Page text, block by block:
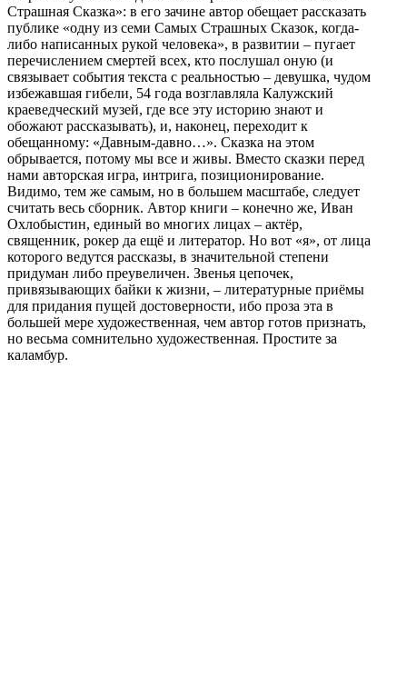
Страшная Сказка»: в его зачине автор обещает рассказать
публике «одну из семи Самых Страшных Сказок, когда-
либо написанных рукой человека», в развитии – пугает
перечислением смертей всех, кто послушал оную (и
связывает события текста с реальностью – девушка, чудом
избежавшая гибели, 54 года возглавляла Калужский
краеведческий музей, где все эту историю знают и
обожают рассказывать), и, наконец, переходит к
обещанному: «Давным-давно…». Сказка на этом
обрывается, потому мы все и живы. Вместо сказки перед
нами авторская игра, интрига, позиционирование.
Видимо, тем же самым, но в большем масштабе, следует
считать весь сборник. Автор книги – конечно же, Иван
Охлобыстин, единый во многих лицах – актёр,
священник, рокер да ещё и литератор. Но вот «я», от лица
которого ведутся рассказы, в значительной степени
придуман либо преувеличен. Звенья цепочек,
привязывающих байки к жизни, – литературные приёмы
для придания пущей достоверности, ибо проза эта в
большей мере художественная, чем автор готов признать,
но весьма сомнительно художественная. Простите за
каламбур.